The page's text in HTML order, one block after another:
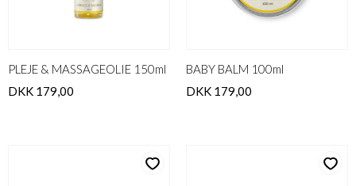
PLEJE & MASSAGEOLIE 150ml
DKK 179,00
BABY BALM 100ml
DKK 179,00